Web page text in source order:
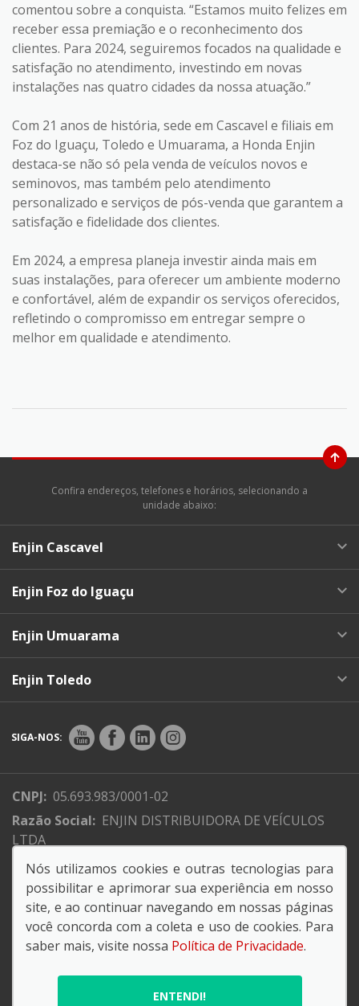
comentou sobre a conquista. “Estamos muito felizes em
receber essa premiação e o reconhecimento dos
clientes. Para 2024, seguiremos focados na qualidade e
satisfação no atendimento, investindo em novas
instalações nas quatro cidades da nossa atuação.”
Com 21 anos de história, sede em Cascavel e filiais em
Foz do Iguaçu, Toledo e Umuarama, a Honda Enjin
destaca-se não só pela venda de veículos novos e
seminovos, mas também pelo atendimento
personalizado e serviços de pós-venda que garantem a
satisfação e fidelidade dos clientes.
Em 2024, a empresa planeja investir ainda mais em
suas instalações, para oferecer um ambiente moderno
e confortável, além de expandir os serviços oferecidos,
refletindo o compromisso em entregar sempre o
melhor em qualidade e atendimento.
Confira endereços, telefones e horários, selecionando a
unidade abaixo:
Enjin Cascavel
Enjin Foz do Iguaçu
Enjin Umuarama
Enjin Toledo
SIGA-NOS:
CNPJ: 05.693.983/0001-02
Razão Social: ENJIN DISTRIBUIDORA DE VEÍCULOS
LTDA
Endereço Matriz: Av. Brasil, 700 - Pacaembu -
Cascavel-PR
Política de privacidade
Nós utilizamos cookies e outras tecnologias para
possibilitar e aprimorar sua experiência em nosso
site, e ao continuar navegando em nossas páginas
você concorda com a coleta e uso de cookies. Para
saber mais, visite nossa Política de Privacidade.
ENTENDI!